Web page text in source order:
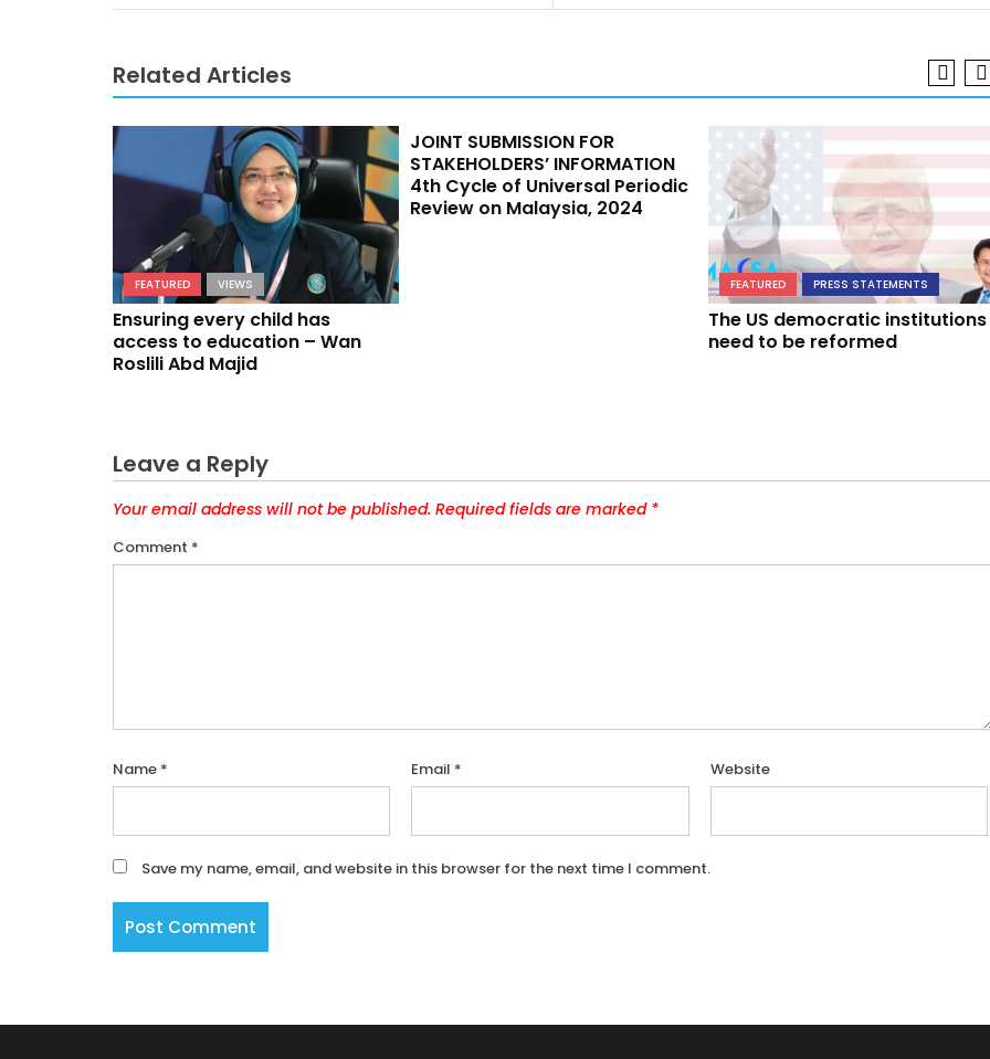
Related Articles
FEATURED VIEWS
Ensuring every child has
access to education – Wan
Roslili Abd Majid
JOINT SUBMISSION FOR
STAKEHOLDERS’ INFORMATION
4th Cycle of Universal Periodic
Review on Malaysia, 2024
FEATURED PRESS STATEMENTS
The US democratic institutions
need to be reformed
Leave a Reply
Your email address will not be published. Required fields are marked *
Comment *
Name * Email * Website
Save my name, email, and website in this browser for the next time I comment.